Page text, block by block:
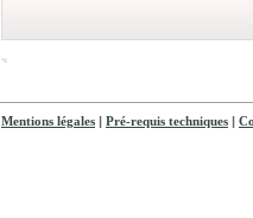
Mentions légales Pré-requis techniques